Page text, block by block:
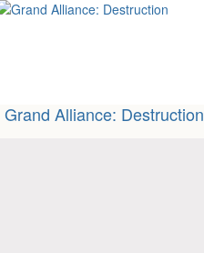
Grand Alliance: Destruction